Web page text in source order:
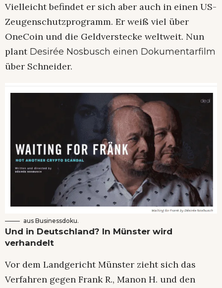
Vielleicht befindet er sich aber auch in einen US-
Zeugenschutzprogramm. Er weiß viel über
OneCoin und die Geldverstecke weltweit. Nun
plantDesirée Nosbusch einen Dokumentarfilm
über Schneider.
aus Businessdoku.
Und in Deutschland? In Münster wird
verhandelt
Vor dem Landgericht Münster zieht sich das
Verfahren gegen Frank R., Manon H. und den